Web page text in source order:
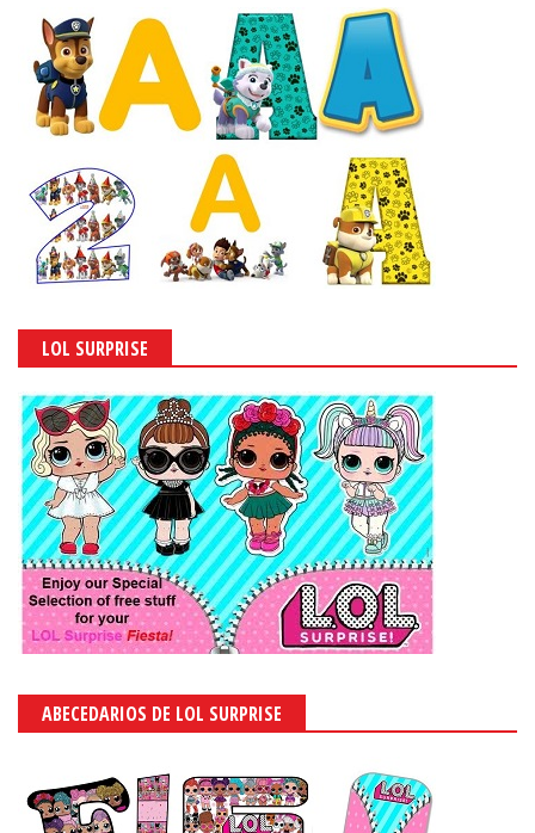
LOL SURPRISE
ABECEDARIOS DE LOL SURPRISE